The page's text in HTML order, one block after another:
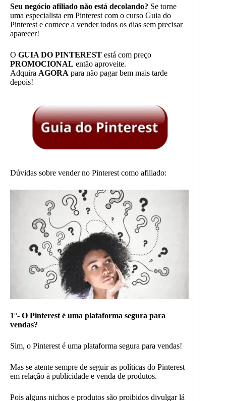
Seu negócio afiliado não está decolando? Se torne
uma especialista em Pinterest com o curso Guia do
Pinterest e comece a vender todos os dias sem precisar
aparecer!
O GUIA DO PINTEREST está com preço
PROMOCIONAL então aproveite.
Adquira AGORA para não pagar bem mais tarde
depois!
Dúvidas sobre vender no Pinterest como afiliado:
1°- O Pinterest é uma plataforma segura para
vendas?
Sim, o Pinterest é uma plataforma segura para vendas!
Mas se atente sempre de seguir as políticas do Pinterest
em relação à publicidade e venda de produtos.
Pois alguns nichos e produtos são proibidos divulgar lá